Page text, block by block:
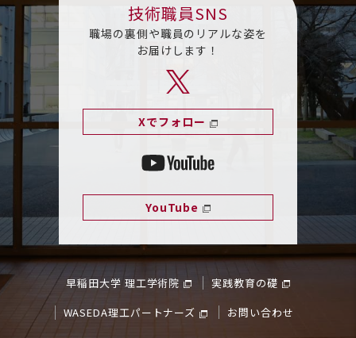
技術職員SNS
職場の裏側や職員のリアルな姿を
お届けします！
Xでフォロー
YouTube
早稲田大学 理工学術院
実践教育の礎
WASEDA理工パートナーズ
お問い合わせ